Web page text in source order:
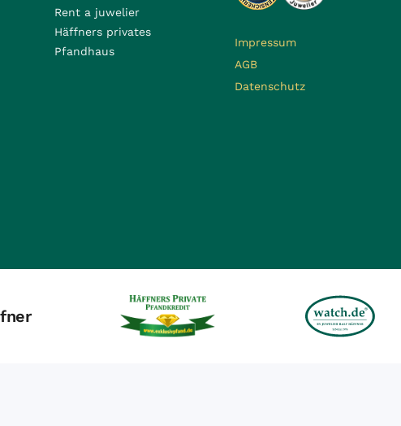
Rent a juwelier
Häffners privates
Pfandhaus
Impressum
AGB
Datenschutz